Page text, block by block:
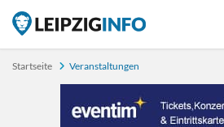
Startseite Veranstaltungen